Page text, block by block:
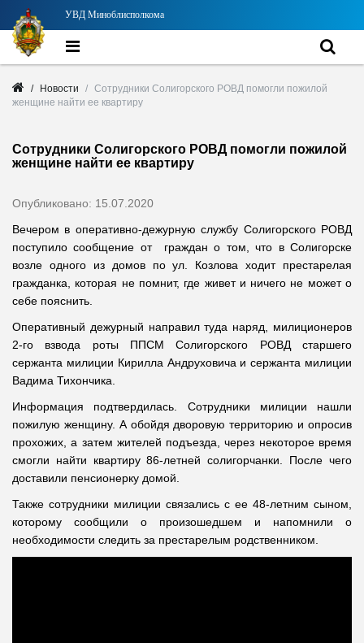
УВД Миноблисполкома
Новости
Сотрудники Солигорского РОВД помогли пожилой
женщине найти ее квартиру
Сотрудники Солигорского РОВД помогли пожилой
женщине найти ее квартиру
Опубликовано: 15.07.2020
Вечером в оперативно-дежурную службу Солигорского РОВД
поступило сообщение от граждан о том, что в Солигорске
возле одного из домов по ул. Козлова ходит престарелая
гражданка, которая не помнит, где живет и ничего не может о
себе пояснить.
Оперативный дежурный направил туда наряд, милиционеров
2-го взвода роты ППСМ Солигорского РОВД старшего
сержанта милиции Кирилла Андруховича и сержанта милиции
Вадима Тихончика.
Информация подтвердилась. Сотрудники милиции нашли
пожилую женщину. А обойдя дворовую территорию и опросив
прохожих, а затем жителей подъезда, через некоторое время
смогли найти квартиру 86-летней солигорчанки. После чего
доставили пенсионерку домой.
Также сотрудники милиции связались с ее 48-летним сыном,
которому сообщили о произошедшем и напомнили о
необходимости следить за престарелым родственником.